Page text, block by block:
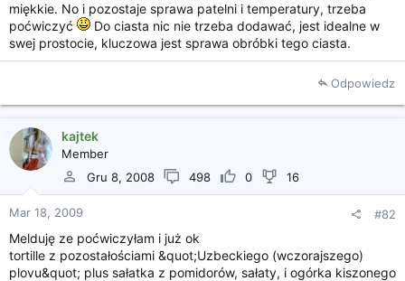
miękkie. No i pozostaje sprawa patelni i temperatury, trzeba
poćwiczyć
Do ciasta nic nie trzeba dodawać, jest idealne w
swej prostocie, kluczowa jest sprawa obróbki tego ciasta.
Odpowiedz
kajtek
Member
Gru 8, 2008
498 0 16
Mar 18, 2009 #82
Melduję ze poćwiczyłam i już ok
tortille z pozostałościami &quot;Uzbeckiego (wczorajszego)
plovu&quot; plus sałatka z pomidorów, sałaty, i ogórka kiszonego